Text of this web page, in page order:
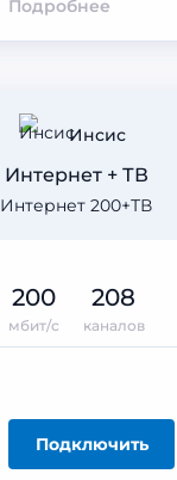
Подробнее
Инсис
Интернет 200+ТВ
Интернет + ТВ
Подключить
200
мбит/с
208
каналов